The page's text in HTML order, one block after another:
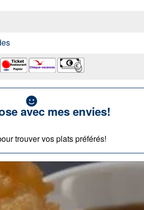
avec mes envies!
trouver vos plats préférés!